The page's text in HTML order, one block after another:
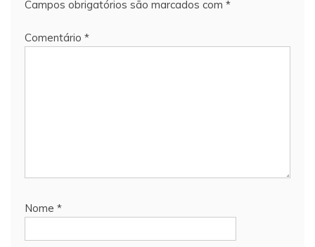
Campos obrigatórios são marcados com *
Comentário *
Nome *